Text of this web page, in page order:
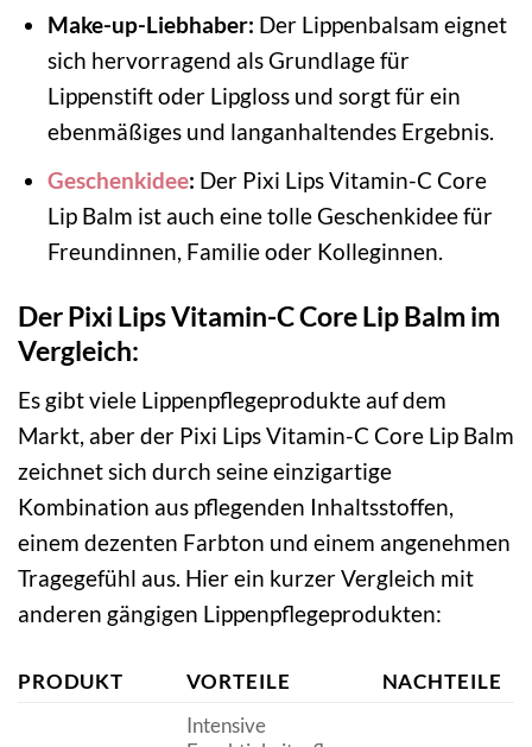
Make-up-Liebhaber: Der Lippenbalsam eignet
sich hervorragend als Grundlage für
Lippenstift oder Lipgloss und sorgt für ein
ebenmäßiges und langanhaltendes Ergebnis.
Geschenkidee: Der Pixi Lips Vitamin-C Core
Lip Balm ist auch eine tolle Geschenkidee für
Freundinnen, Familie oder Kolleginnen.
Der Pixi Lips Vitamin-C Core Lip Balm im
Vergleich:
Es gibt viele Lippenpflegeprodukte auf dem
Markt, aber der Pixi Lips Vitamin-C Core Lip Balm
zeichnet sich durch seine einzigartige
Kombination aus pflegenden Inhaltsstoffen,
einem dezenten Farbton und einem angenehmen
Tragegefühl aus. Hier ein kurzer Vergleich mit
anderen gängigen Lippenpflegeprodukten:
PRODUKT VORTEILE
NACHTEILE
Intensive